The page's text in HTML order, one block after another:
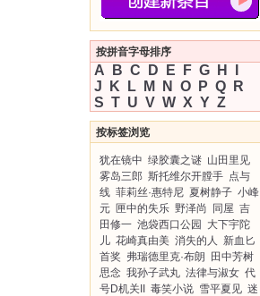
按拼音字母排序
A B C D E F G H
J
K L M N O P Q
R
S T U V W X Y Z
按标签浏览
犹在镜中 绿胶囊之谜 山田里见
雾岛三郎 斯托维尔开膛手 点与
线 菲莉丝·惠特尼 夏树静子 小峰
元 匣中的失乐 野泽尚 同屋 吉
田修一 池袋西口公园
大下宇陀
儿 花崎真由美 消失的人
新血匕
首奖 弗瑞德里克·布朗
田中芳树
思念 我孙子武丸 法律与淑女 代
号D机关II
毒笑小说 雪平夏见 迷